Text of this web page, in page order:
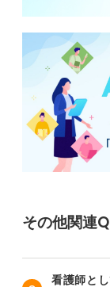
その他関連
看護師と